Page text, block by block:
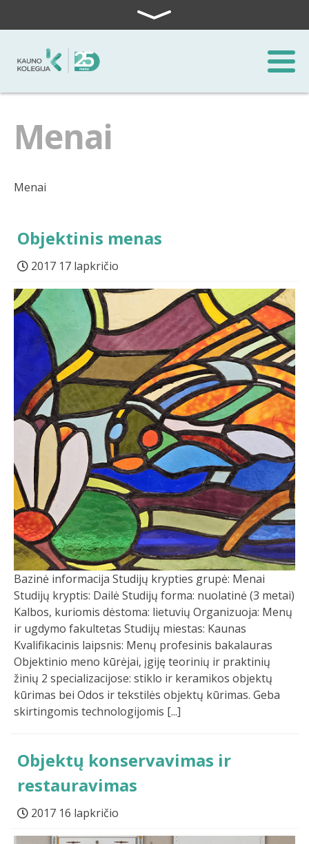
Menai
Menai
Objektinis menas
2017 17 lapkričio
Bazinė informacija Studijų krypties grupė: Menai
Studijų kryptis: Dailė Studijų forma: nuolatinė (3 metai)
Kalbos, kuriomis dėstoma: lietuvių Organizuoja: Menų
ir ugdymo fakultetas Studijų miestas: Kaunas
Kvalifikacinis laipsnis: Menų profesinis bakalauras
Objektinio meno kūrėjai, įgiję teorinių ir praktinių
žinių 2 specializacijose: stiklo ir keramikos objektų
kūrimas bei Odos ir tekstilės objektų kūrimas. Geba
skirtingomis technologijomis [...]
Objektų konservavimas ir
restauravimas
2017 16 lapkričio